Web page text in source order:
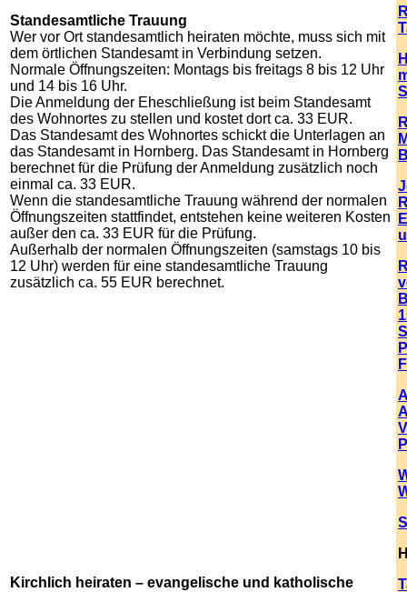
Standesamtliche Trauung
Wer vor Ort standesamtlich heiraten möchte, muss sich mit
dem örtlichen Standesamt in Verbindung setzen.
Normale Öffnungszeiten: Montags bis freitags 8 bis 12 Uhr
und 14 bis 16 Uhr.
Die Anmeldung der Eheschließung ist beim Standesamt
des Wohnortes zu stellen und kostet dort ca. 33 EUR.
Das Standesamt des Wohnortes schickt die Unterlagen an
das Standesamt in Hornberg. Das Standesamt in Hornberg
berechnet für die Prüfung der Anmeldung zusätzlich noch
einmal ca. 33 EUR.
Wenn die standesamtliche Trauung während der normalen
Öffnungszeiten stattfindet, entstehen keine weiteren Kosten
außer den ca. 33 EUR für die Prüfung.
Außerhalb der normalen Öffnungszeiten (samstags 10 bis
12 Uhr) werden für eine standesamtliche Trauung
zusätzlich ca. 55 EUR berechnet.
Kirchlich heiraten – evangelische und katholische